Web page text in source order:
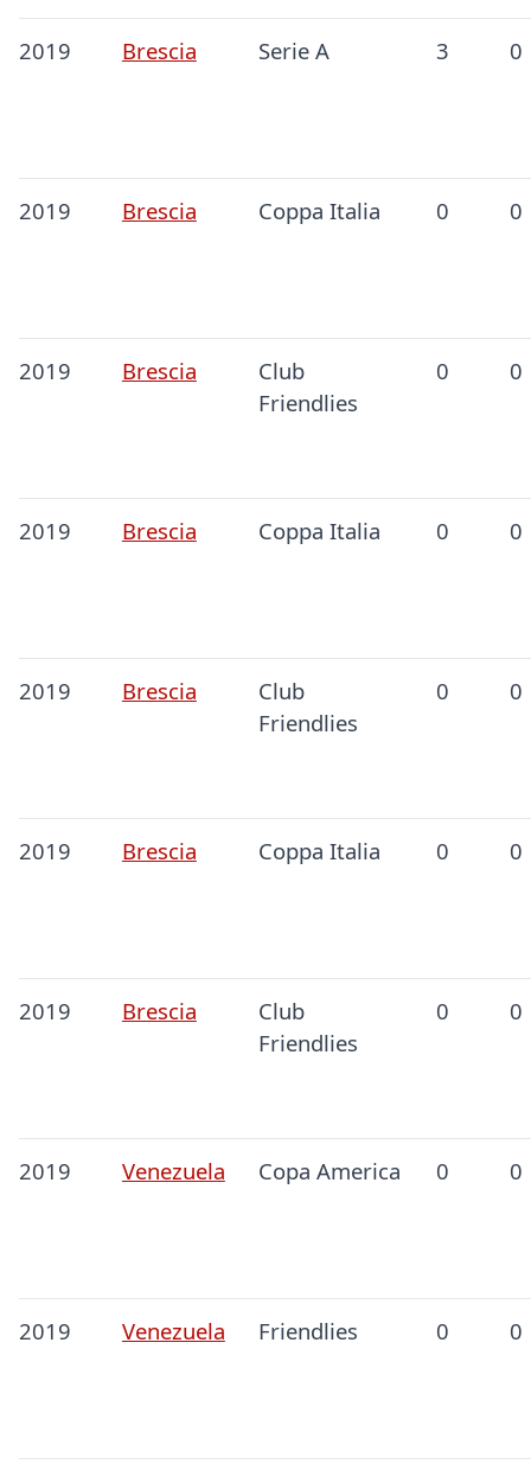
2019 Brescia Serie A 3 0
2019 Brescia Coppa Italia 0 0
2019 Brescia
Club
Friendlies
0 0
2019 Brescia Coppa Italia 0 0
2019 Brescia
Club
Friendlies
0 0
2019 Brescia Coppa Italia 0 0
2019 Brescia
Club
Friendlies
0 0
2019 Venezuela Copa America 0 0
2019 Venezuela Friendlies 0 0